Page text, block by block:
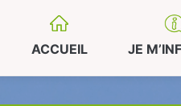
ACCUEIL JE